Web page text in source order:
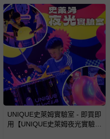
或電腦軟體（例如 DVD、CD
內容或一經提供即為完成之線
意始提供（例如線上課程、遊
、貼身衣物、泳裝、襪子、地
包巾與背巾、包屁衣、學習
奶瓶、擠乳器、哺乳衣、托腹
UNIQUE史萊姆實驗室 - 即買即
用【UNIQUE史萊姆夜光實驗室